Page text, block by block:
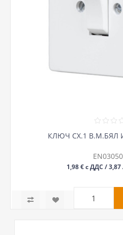
КЛЮЧ СХ.1 В.М.БЯЛ
1,98 € с ДДС /